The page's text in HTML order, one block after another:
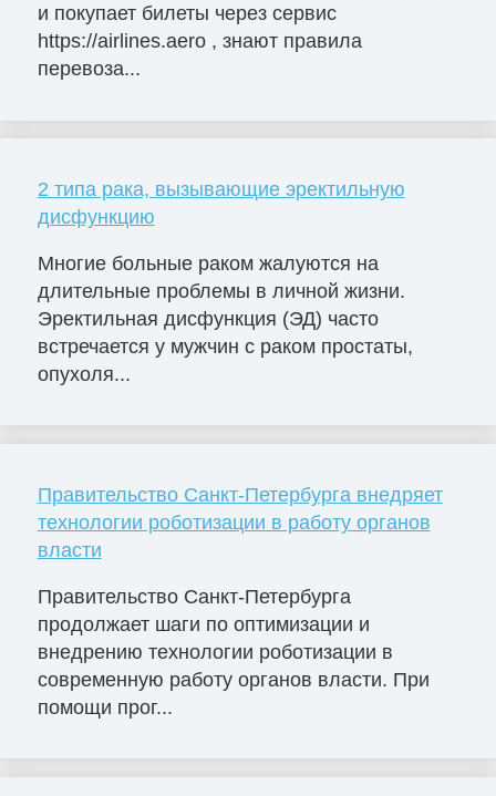
и покупает билеты через сервис
https://airlines.aero , знают правила
перевоза...
2 типа рака, вызывающие эректильную
дисфункцию
Многие больные раком жалуются на
длительные проблемы в личной жизни.
Эректильная дисфункция (ЭД) часто
встречается у мужчин с раком простаты,
опухоля...
Правительство Санкт-Петербурга внедряет
технологии роботизации в работу органов
власти
Правительство Санкт-Петербурга
продолжает шаги по оптимизации и
внедрению технологии роботизации в
современную работу органов власти. При
помощи прог...